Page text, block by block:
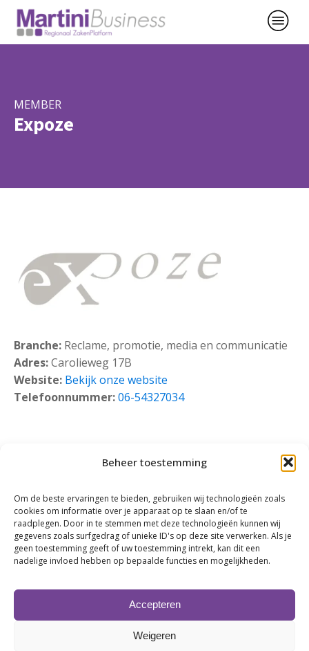
Beheer toestemming
Om de beste ervaringen te bieden, gebruiken wij technologieën zoals
cookies om informatie over je apparaat op te slaan en/of te
raadplegen. Door in te stemmen met deze technologieën kunnen wij
gegevens zoals surfgedrag of unieke ID's op deze site verwerken. Als je
geen toestemming geeft of uw toestemming intrekt, kan dit een
nadelige invloed hebben op bepaalde functies en mogelijkheden.
Accepteren
Weigeren
MEMBER
Expoze
Branche: Reclame, promotie, media en communicatie
Adres:Carolieweg 17B
Website: Bekijk onze website
Telefoonnummer:06-54327034
Klik om marketing cookies te accepteren en